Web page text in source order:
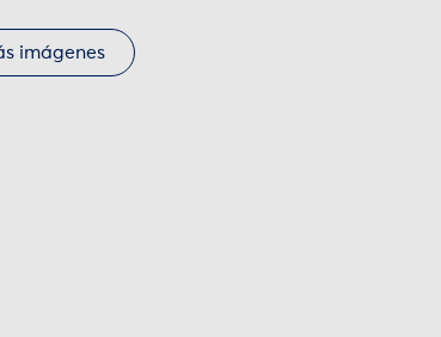
imágenes